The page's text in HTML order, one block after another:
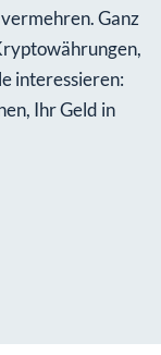
Ganz
interessieren:
Ihr Geld in